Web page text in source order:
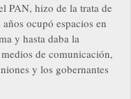
PAN, hizo de la trata de
ocupó espacios en
y hasta daba la
de comunicación,
y los gobernantes